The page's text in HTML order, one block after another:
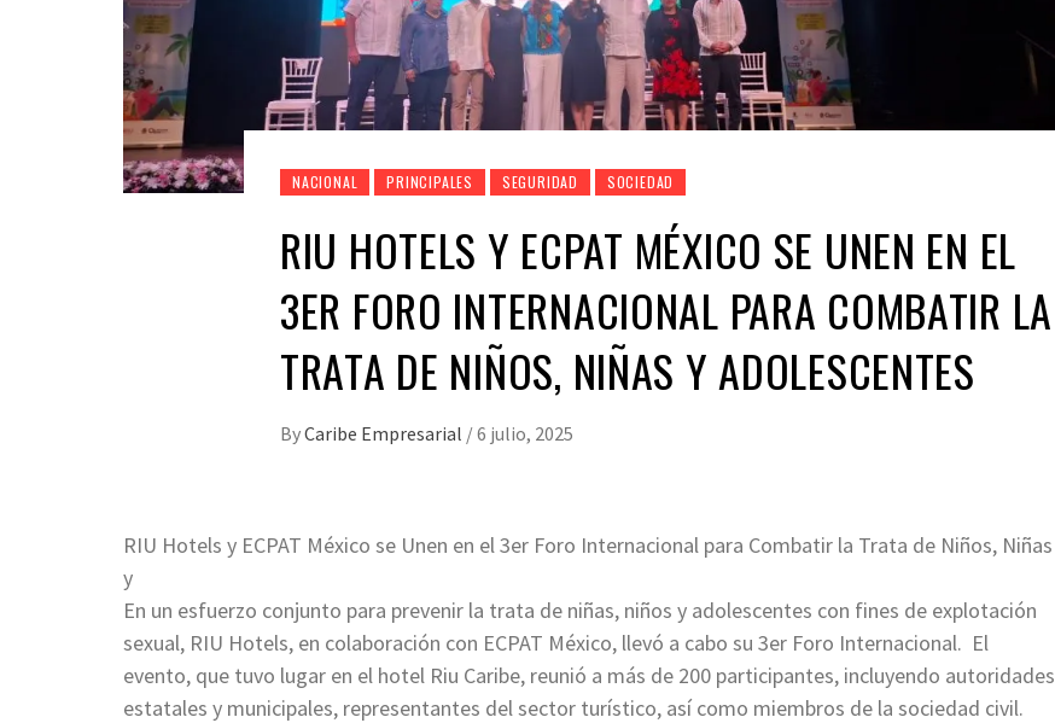
NACIONAL PRINCIPALES SEGURIDAD SOCIEDAD
RIU HOTELS Y ECPAT MÉXICO SE UNEN EN EL
3ER FORO INTERNACIONAL PARA COMBATIR LA
TRATA DE NIÑOS, NIÑAS Y ADOLESCENTES
ByCaribe Empresarial /6 julio, 2025
RIU Hotels y ECPAT México se Unen en el 3er Foro Internacional para Combatir la Trata de Niños, Niñas
y
En un esfuerzo conjunto para prevenir la trata de niñas, niños y adolescentes con fines de explotación
sexual, RIU Hotels, en colaboración con ECPAT México, llevó a cabo su 3er Foro Internacional. El
evento, que tuvo lugar en el hotel Riu Caribe, reunió a más de 200 participantes, incluyendo autoridades
estatales y municipales, representantes del sector turístico, así como miembros de la sociedad civil.